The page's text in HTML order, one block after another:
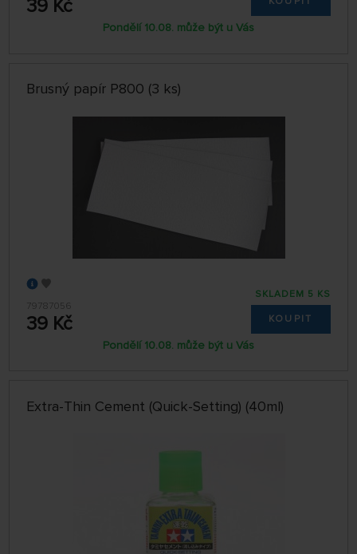
39 Kč
Pondělí 10.08. může být u Vás
Brusný papír P800 (3 ks)
79787056
39 Kč
SKLADEM 5 KS
KOUPIT
Pondělí 10.08. může být u Vás
Extra-Thin Cement (Quick-Setting) (40ml)